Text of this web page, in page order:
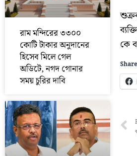
রাম মন্দিরের ৩৩০০
কোটি টাকার অনুদানের
হিসেব মিলে গেল
অডিটে, নগদ গোনার
সময় চুরির দাবি
কে